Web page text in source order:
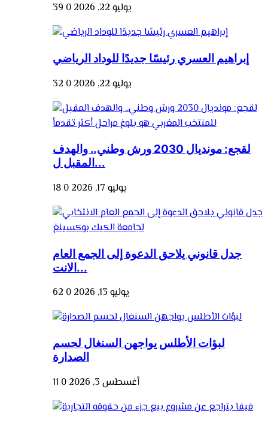
يوليو 22, 2026 0
39
إبراهيم العسري رئيسًا جديدًا للوداد الرياضي
يوليو 22, 2026 0
32
لقجع: مونديال 2030 ورش وطني.. والهدف
المقبل ل...
يوليو 17, 2026 0
18
جدل قانوني يلاحق الدعوة إلى الجمع العام
الانت...
يوليو 13, 2026 0
62
لبؤات الأطلس يواجهن السنغال لحسم
الصدارة
أغسطس 3, 2026 0
11